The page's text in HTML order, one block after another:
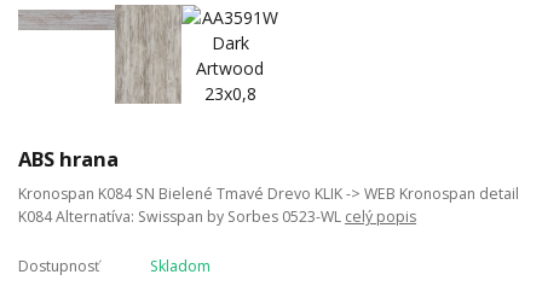
ABS hrana
Kronospan K084 SN Bielené Tmavé Drevo KLIK -> WEB Kronospan detail
K084 Alternatíva: Swisspan by Sorbes 0523-WL celý popis
Dostupnosť Skladom